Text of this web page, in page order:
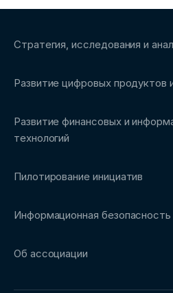
Стратегия, исследования и
Обзоры рынка и аналитические
Трендвотчинг и
Развитие цифровых продуктов
Развитие финансовых и
технологий
Репозиторий Ассоциации
Рабочие группы
Пилотирование инициатив
Площадка пилотного
Информационная
Направления работы
Об ассоциации